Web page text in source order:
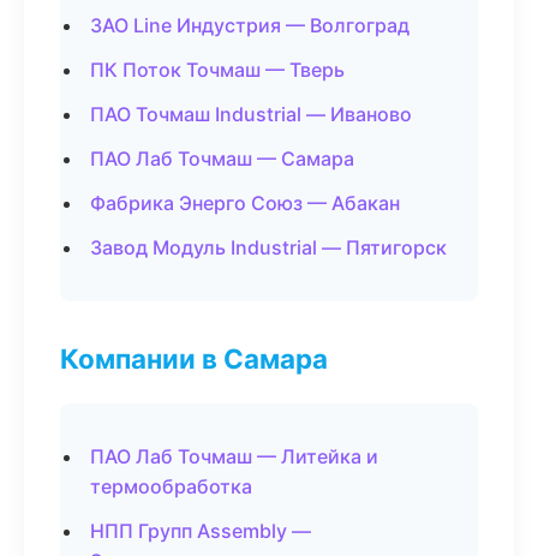
ЗАО Line Индустрия — Волгоград
ПК Поток Точмаш — Тверь
ПАО Точмаш Industrial — Иваново
ПАО Лаб Точмаш — Самара
Фабрика Энерго Союз — Абакан
Завод Модуль Industrial — Пятигорск
Компании в Самара
ПАО Лаб Точмаш — Литейка и
термообработка
НПП Групп Assembly —